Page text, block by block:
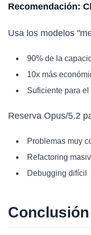
Recomendación:
Usa los modelos
90% de la
10x más
Suficiente para
Reserva Opus/5.2
Problemas muy
Refactoring
Debugging difícil
Conclusión